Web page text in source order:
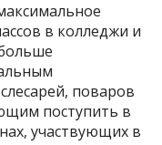
в колледжи и
поваров
поступить в
участвующих в